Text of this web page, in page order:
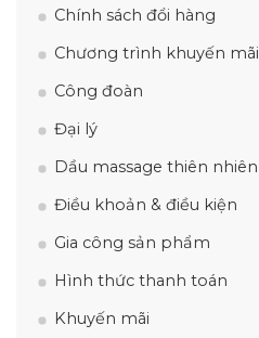
Chính sách đổi hàng
Chương trình khuyến mãi
Công đoàn
Đại lý
Dầu massage thiên nhiên
Điều khoản & điều kiện
Gia công sản phẩm
Hình thức thanh toán
Khuyến mãi